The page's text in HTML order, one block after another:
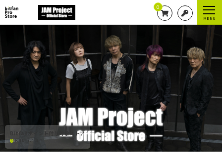
0
MENU
Bitfanポイント付与対象ストア
Bitfanとは？